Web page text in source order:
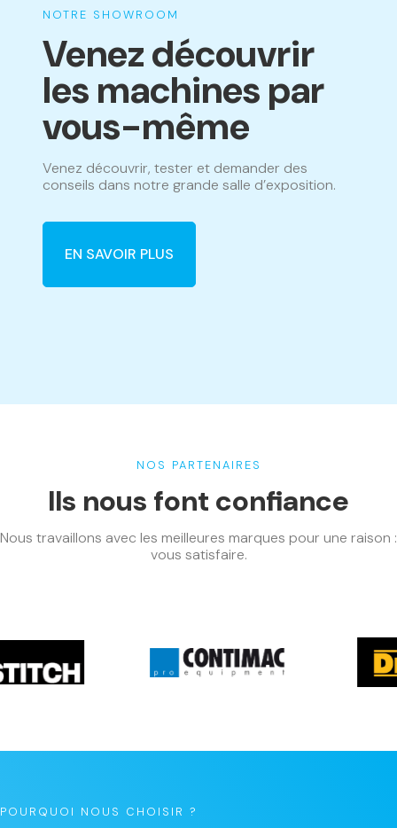
NOTRE SHOWROOM
Venez découvrir
les machines par
vous-même
Venez découvrir, tester et demander des
conseils dans notre grande salle d’exposition.
EN SAVOIR PLUS
NOS PARTENAIRES
Ils nous font confiance
Nous travaillons avec les meilleures marques pour une raison :
vous satisfaire.
POURQUOI NOUS CHOISIR ?